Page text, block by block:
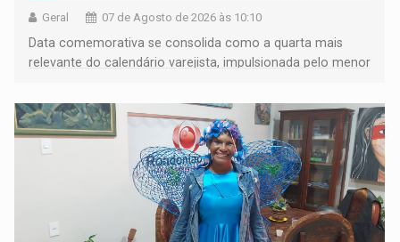
Geral 07 de Agosto de 2026 às 10:10
Data comemorativa se consolida como a quarta mais
relevante do calendário varejista, impulsionada pelo menor
média do trabalhador